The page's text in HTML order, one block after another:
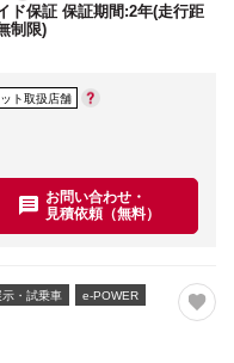
ド保証 保証期間:2年(走行距
制限)
ト取扱店舗
お問い合わせ・
見積依頼（無料）
示・試乗車 e-POWER